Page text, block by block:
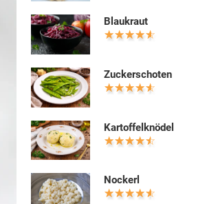
Blaukraut
Zuckerschoten
Kartoffelknödel
Nockerl